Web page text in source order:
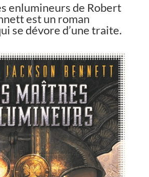
enlumineurs de Robert
est un roman
se dévore d’une traite.